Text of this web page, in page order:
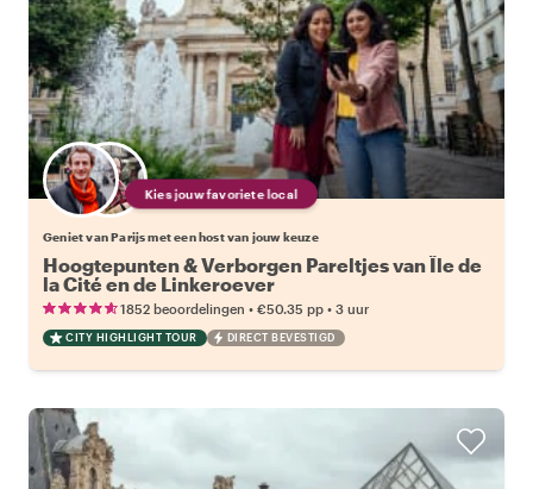
Kies jouw favoriete local
Geniet van Parijs met een host van jouw keuze
Hoogtepunten & Verborgen Pareltjes van Île de
la Cité en de Linkeroever
1852 beoordelingen • €50.35 pp • 3 uur
CITY HIGHLIGHT TOUR DIRECT BEVESTIGD